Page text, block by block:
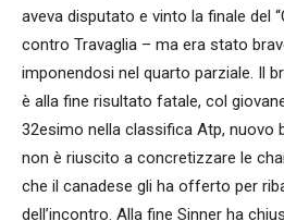
aveva disputato e vinto la finale del
contro Travaglia – ma era stato
imponendosi nel quarto parziale. Il
è alla fine risultato fatale, col
32esimo nella classifica Atp, nuovo
non è riuscito a concretizzare le
che il canadese gli ha offerto per
dell’incontro. Alla fine Sinner ha